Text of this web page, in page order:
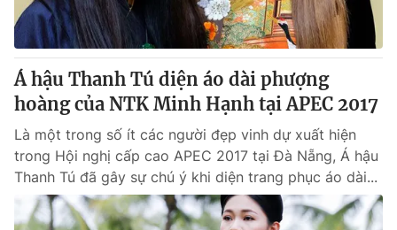
cấp ngày 29/12/2023
Tổng Biên tập:Vũ Thanh Thủy
Phó Tổng Biên tập:Nguyễn Thị Mỹ Hạnh, Phạm Quốc Thắng,
Nguyễn Trọng Ninh
Tổng đài VTV:024.38 355 931 - 024.38 355 932
Ðiện thoại Thời báo VTV:
024.66 897 897
Email: toasoan@vtv.vn
Liên hệ quảng cáo: 024-7300.7108
Á hậu Thanh Tú diện áo dài phượng
hoàng của NTK Minh Hạnh tại APEC 2017
Là một trong số ít các người đẹp vinh dự xuất hiện
trong Hội nghị cấp cao APEC 2017 tại Đà Nẵng, Á hậu
Thanh Tú đã gây sự chú ý khi diện trang phục áo dài...